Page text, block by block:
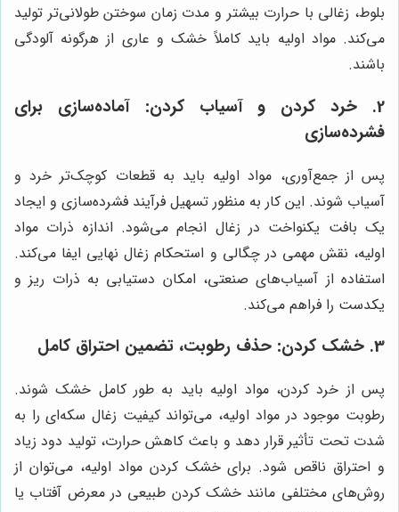
بلوط، زغالی با حرارت بیشتر و مدت زمان سوختن طولانی‌تر تولید
می‌کند. مواد اولیه باید کاملاً خشک و عاری از هرگونه آلودگی
باشند.
2. خرد کردن و آسیاب کردن: آماده‌سازی برای
فشرده‌سازی
پس از جمع‌آوری، مواد اولیه باید به قطعات کوچک‌تر خرد و
آسیاب شوند. این کار به منظور تسهیل فرآیند فشرده‌سازی و ایجاد
یک بافت یکنواخت در زغال انجام می‌شود. اندازه ذرات مواد
اولیه، نقش مهمی در چگالی و استحکام زغال نهایی ایفا می‌کند.
استفاده از آسیاب‌های صنعتی، امکان دستیابی به ذرات ریز و
یکدست را فراهم می‌کند.
3. خشک کردن: حذف رطوبت، تضمین احتراق کامل
پس از خرد کردن، مواد اولیه باید به طور کامل خشک شوند.
رطوبت موجود در مواد اولیه، می‌تواند کیفیت زغال سکه‌ای را به
شدت تحت تأثیر قرار دهد و باعث کاهش حرارت، تولید دود زیاد
و احتراق ناقص شود. برای خشک کردن مواد اولیه، می‌توان از
روش‌های مختلفی مانند خشک کردن طبیعی در معرض آفتاب یا